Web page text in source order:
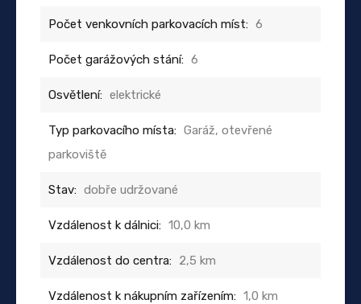
Počet venkovních parkovacích míst: 6
Počet garážových stání: 6
Osvětlení: elektrické
Typ parkovacího místa: Garáž, otevřené
parkoviště
Stav: dobře udržované
Vzdálenost k dálnici: 10,0 km
Vzdálenost do centra: 2,5 km
Vzdálenost k nákupním zařízením: 1,0 km